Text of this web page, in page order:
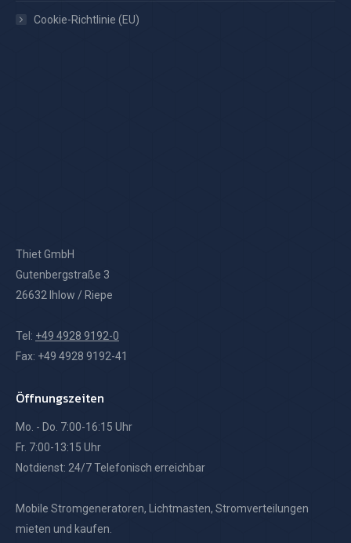
Cookie-Richtlinie (EU)
Thiet GmbH
Gutenbergstraße 3
26632 Ihlow / Riepe
Tel: +49 4928 9192-0
Fax: +49 4928 9192-41
Öffnungszeiten
Mo. - Do. 7:00-16:15 Uhr
Fr. 7:00-13:15 Uhr
Notdienst: 24/7 Telefonisch erreichbar
Mobile Stromgeneratoren, Lichtmasten, Stromverteilungen
mieten und kaufen.